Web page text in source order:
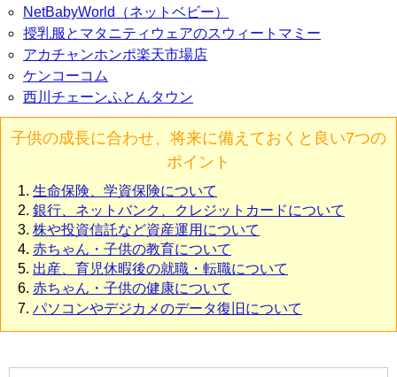
NetBabyWorld（ネットベビー）
授乳服とマタニティウェアのスウィートマミー
アカチャンホンポ楽天市場店
ケンコーコム
西川チェーンふとんタウン
子供の成長に合わせ、将来に備えておくと良い7つの
ポイント
生命保険、学資保険について
銀行、ネットバンク、クレジットカードについて
株や投資信託など資産運用について
赤ちゃん・子供の教育について
出産、育児休暇後の就職・転職について
赤ちゃん・子供の健康について
パソコンやデジカメのデータ復旧について